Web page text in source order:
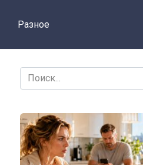
Разное
Search
for: